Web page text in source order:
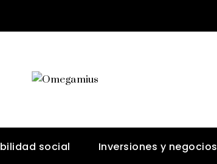
social Inversiones y negocios